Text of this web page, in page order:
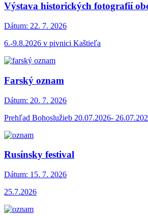
Výstava historických fotografií
Dátum: 22. 7. 2026
6.-9.8.2026 v pivnici Kaštieľa
Farský oznam
Dátum: 20. 7. 2026
Prehľad Bohoslužieb 20.07.2026-
Rusínsky festival
Dátum: 15. 7. 2026
25.7.2026